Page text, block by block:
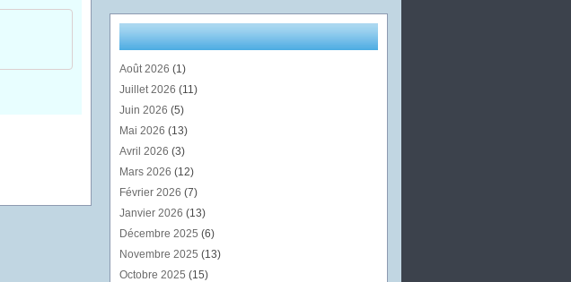
Août 2026 (1)
Juillet 2026 (11)
Juin 2026 (5)
Mai 2026 (13)
Avril 2026 (3)
Mars 2026 (12)
Février 2026 (7)
Janvier 2026 (13)
Décembre 2025 (6)
Novembre 2025 (13)
Octobre 2025 (15)